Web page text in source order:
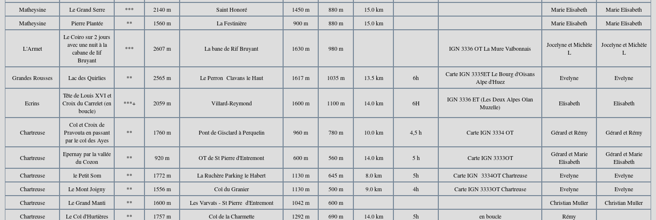
Matheysine Le Grand Serre *** 2140 m Saint Honoré 1450 m 880 m 15.0 km Marie Elisabeth
Marie Elisabeth
Matheysine
Pierre Plantée ** 1560 m La Festinière 900 m 880 m 15.0 km Marie Elisabeth Marie Elisabeth
L'Armet
Le Coiro sur 2 jours
avec une nuit à la
cabane de Iif
Bruyant
*** 2607 m La bane de Rif Bruyant 1630 m 980 m IGN 3336 OT La Mure Valbonnais
Jocelyne et Michèle
L
Jocelyne et Michèle
L
Grandes Rousses Lac des Quirlies ** 2565 m Le Perron Clavans le Haut 1617 m 1035 m 13.5 km 6h
Carte IGN 3335ET Le Bourg d'Oisans
Alpe d'Huez
Evelyne Evelyne
Ecrins
Tête de Louis XVI et
Croix du Carrelet (en
boucle)
***+ 2059 m Villard-Reymond 1600 m 1100 m 14.0 km 6H
IGN 3336 ET (Les Deux Alpes Olan
Muzelle)
Elisabeth Elisabeth
Chartreuse
Col et Croix de
Pravouta en passant
par le col des Ayes
** 1760 m Pont de Gisclard à Perquelin 960 m 780 m 10.0 km 4,5 h Carte IGN 3334 OT Gérard et Rémy Gérard et Rémy
Chartreuse
Epernay par la vallée
du Cozon
** 920 m OT de St Pierre d'Entremont 600 m 560 m 14.0 km 5 h Carte IGN 3333OT
Gérard et Marie
Elisabeth
Gérard et Marie
Elisabeth
Chartreuse
le Petit Som ** 1772 m La Ruchère Parking le Habert 1130 m 645 m 8.0 km 5h Carte IGN 3334OT Chartreuse Evelyne
Evelyne
Chartreuse
Le Mont Joigny ** 1556 m Col du Granier 1130 m 500 m 9.0 km 4h Carte IGN 3333OT Chartreuse Evelyne
Evelyne
Chartreuse
Le Grand Manti ** 1600 m Les Varvats - St Pierre d'Entremont 1042 m 600 m Christian Muller
Christian Muller
Chartreuse
Le Col d'Hurtières ** 1757 m Col de la Charmette 1292 m 690 m 14.0 km 5h en boucle Rémy